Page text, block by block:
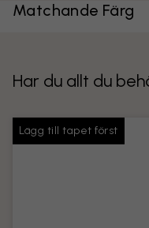
Matchande Färg
Har du allt du
Lägg till tapet först